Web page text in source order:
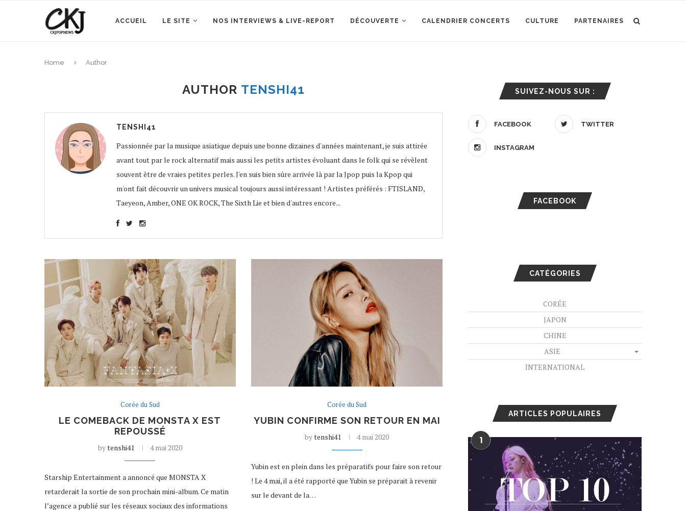
ACCUEIL LE SITE NOS INTERVIEWS & LIVE-REPORT DÉCOUVERTE CALENDRIER CONCERTS CULTURE PARTENAIRES
Home Author
AUTHOR TENSHI41
TENSHI41
Passionnée par la musique asiatique depuis une bonne dizaines d'années maintenant, je suis attirée
avant tout par le rock alternatif mais aussi les petits artistes évoluant dans le folk qui se révèlent
souvent être de vraies petites perles. J'en suis bien sûre arrivée là par la Jpop puis la Kpop qui
m'ont fait découvrir un univers musical toujours aussi intéressant ! Artistes préférés : FTISLAND,
Taeyeon, Amber, ONE OK ROCK, The Sixth Lie et bien d'autres encore...
Corée du Sud
LE COMEBACK DE MONSTA X EST
REPOUSSÉ
bytenshi41 4 mai 2020
Starship Entertainment a annoncé que MONSTA X
retarderait la sortie de son prochain mini-album. Ce matin
l’agence a publié sur les réseaux sociaux des informations
Corée du Sud
YUBIN CONFIRME SON RETOUR EN MAI
bytenshi41 4 mai 2020
Yubin est en plein dans les préparatifs pour faire son retour
! Le 4 mai, il a été rapporté que Yubin se préparait à revenir
sur le devant de la…
SUIVEZ-NOUS SUR :
FACEBOOK TWITTER
INSTAGRAM
FACEBOOK
CATÉGORIES
CORÉE
JAPON
CHINE
ASIE
INTERNATIONAL
ARTICLES POPULAIRES
1